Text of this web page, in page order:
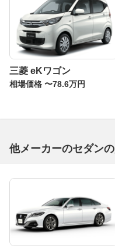
三菱 eKワゴン
相場価格 〜78.6万円
他メーカーのセダン